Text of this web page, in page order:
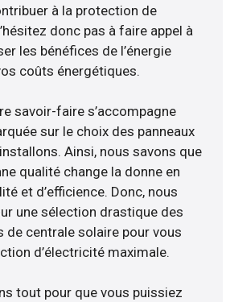
à la protection de
donc pas à faire appel à
les bénéfices de l’énergie
coûts énergétiques.
savoir-faire s’accompagne
sur le choix des panneaux
Ainsi, nous savons que
qualité change la donne en
et d’efficience. Donc, nous
une sélection drastique des
de centrale solaire pour vous
d’électricité maximale.
tout pour que vous puissiez